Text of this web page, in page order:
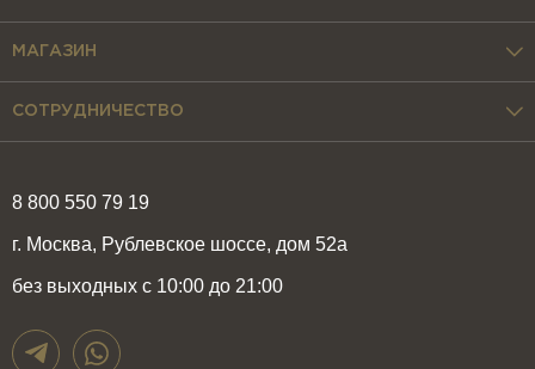
8 800 550 79 19
г. Москва, Рублевское шоссе, дом 52а
без выходных с 10:00 до 21:00
МАГАЗИН
СОТРУДНИЧЕСТВО